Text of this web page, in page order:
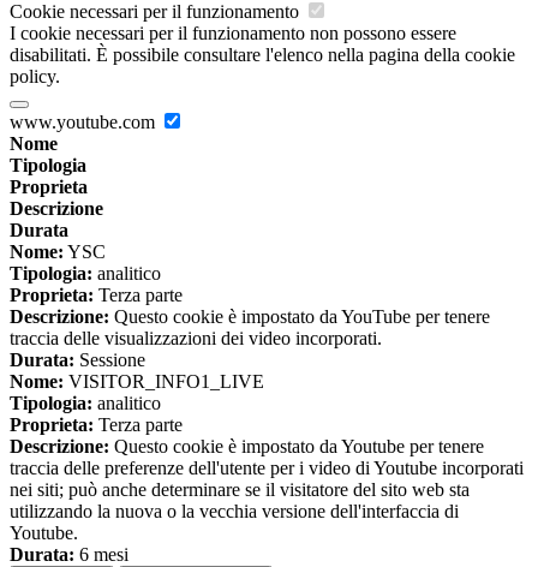
Cookie necessari per il funzionamento
I cookie necessari per il funzionamento non possono essere
disabilitati. È possibile consultare l'elenco nella pagina della cookie
policy.
www.youtube.com
Nome
Tipologia
Proprieta
Descrizione
Durata
Nome: YSC
Tipologia: analitico
Proprieta: Terza parte
Descrizione: Questo cookie è impostato da YouTube per tenere
traccia delle visualizzazioni dei video incorporati.
Durata: Sessione
Nome: VISITOR_INFO1_LIVE
Tipologia: analitico
Proprieta: Terza parte
Descrizione: Questo cookie è impostato da Youtube per tenere
traccia delle preferenze dell'utente per i video di Youtube incorporati
nei siti; può anche determinare se il visitatore del sito web sta
utilizzando la nuova o la vecchia versione dell'interfaccia di
Youtube.
Durata: 6 mesi